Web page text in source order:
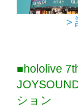
■hololive
ション